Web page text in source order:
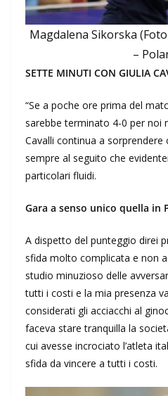
Magdalena Sikorska
–
SETTE MINUTI CON GIULIA
“Se a poche ore prima del
sarebbe terminato 4-0 per noi
Cavalli continua a sorprendere
sempre al seguito che
particolari fluidi.
Gara a senso unico quella in
A dispetto del punteggio direi
sfida molto complicata e non
studio minuzioso delle
tutti i costi e la mia presenza
considerati gli acciacchi al
faceva stare tranquilla la
cui avesse incrociato l’atleta
sfida da vincere a tutti i costi.